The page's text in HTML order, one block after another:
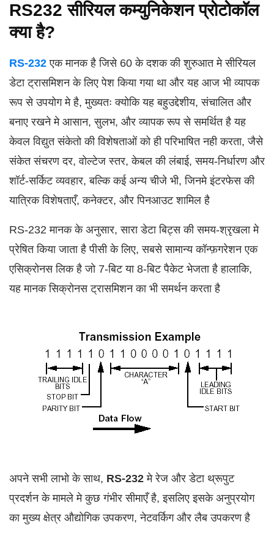
RS232 सीरियल कम्युनिकेशन प्रोटोकॉल
क्या है?
RS-232 एक मानक है जिसे 60 के दशक की शुरुआत मे सीरियल
डेटा ट्रासमिशन के लिए पेश किया गया था और यह आज भी व्यापक
रूप से उपयोग मे है, मुख्यतः क्योकि यह बहुउद्देशीय, संचालित और
बनाए रखने मे आसान, सुलभ, और व्यापक रूप से समर्थित है यह
केवल विद्युत संकेतो की विशेषताओं को ही परिभाषित नही करता, जैसे
संकेत संचरण दर, वोल्टेज स्तर, केबल की लंबाई, समय-निर्धारण और
शॉर्ट-सर्किट व्यवहार, बल्कि कई अन्य चीजे भी, जिनमे इंटरफेस की
यात्रिक विशेषताएँ, कनेक्टर, और पिनआउट शामिल है
RS-232 मानक के अनुसार, सारा डेटा बिट्स की समय-श्रृखला मे
प्रेषित किया जाता है पीसी के लिए, सबसे सामान्य कॉन्फ़गरेशन एक
एसिक्रोनस लिक है जो 7-बिट या 8-बिट पैकेट भेजता है हालाकि,
यह मानक सिक्रोनस ट्रासमिशन का भी समर्थन करता है
अपने सभी लाभो के साथ, RS-232 मे रेज और डेटा थ्रूपुट
प्रदर्शन के मामले मे कुछ गंभीर सीमाएँ है, इसलिए इसके अनुप्रयोग
का मुख्य क्षेत्र औद्योगिक उपकरण, नेटवर्किग और लैब उपकरण है